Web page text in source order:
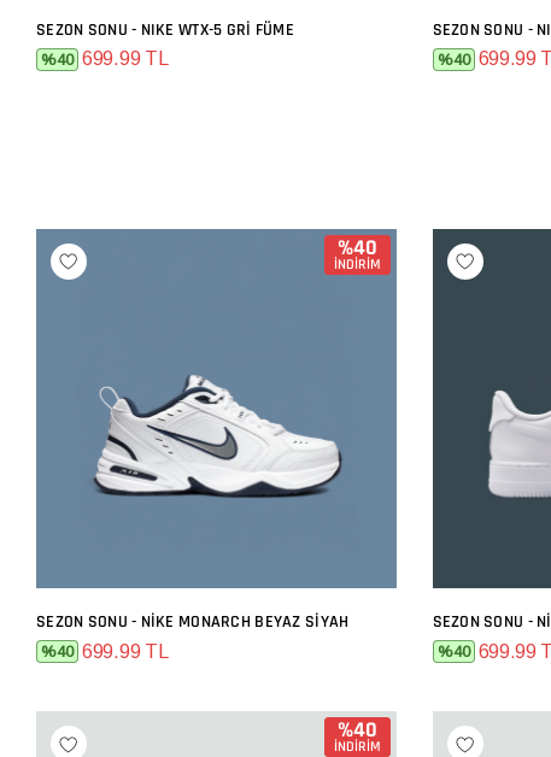
SEPETE EKLE
SEZON SONU - NIKE WTX-5 GRI FÜME
%40 699.99 TL
SEZON SONU -
%40 699.99
%40
İNDİRİM
SEPETE EKLE
SEZON SONU - NIKE MONARCH BEYAZ SIYAH
%40 699.99 TL %40 699.99
%40
İNDİRİM